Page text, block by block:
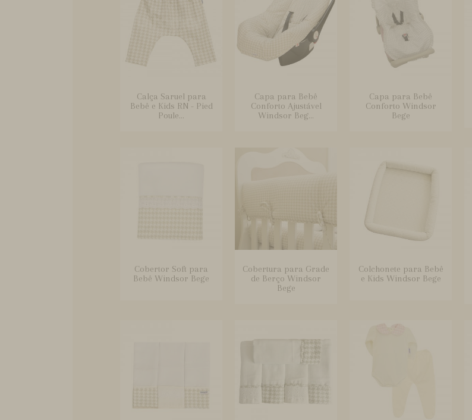
Calça Saruel para
Bebê e Kids RN - Pied
Poule...
Capa para Bebê
Conforto Ajustável
Windsor Beg...
Capa para Bebê
Conforto Windsor
Bege
Cobertor Soft para
Bebê Windsor Bege
Cobertura para Grade
de Berço Windsor
Bege
Colchonete para Bebê
e Kids Windsor Bege